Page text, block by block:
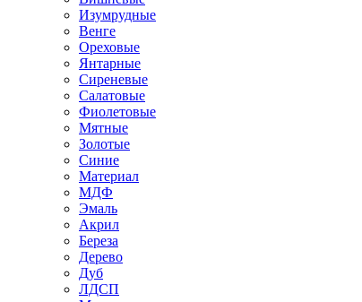
Изумрудные
Венге
Ореховые
Янтарные
Сиреневые
Салатовые
Фиолетовые
Мятные
Золотые
Синие
Материал
МДФ
Эмаль
Акрил
Береза
Дерево
Дуб
ЛДСП